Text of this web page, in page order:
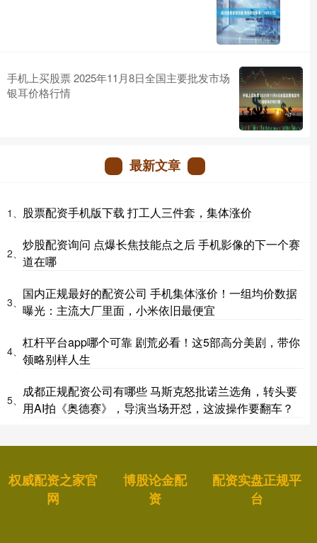
手机上买股票 2025年11月8日全国主要批发市场
银耳价格行情
最新文章
1、 股票配资手机版下载 打工人三件套，集体涨价
2、
炒股配资询问 点爆长焦技能点之后 手机影像的下一个赛
道在哪
3、
国内正规最好的配资公司 手机集体涨价！一组均价数据
曝光：主流大厂里面，小米依旧最便宜
4、
杠杆平台app哪个可靠 剧荒必看！这5部高分美剧，带你
领略别样人生
5、
成都正规配资公司有哪些 马斯克怒批诺兰选角，转头要
用AI拍《奥德赛》，导演当场开怼，这波操作要翻车？
权威配资之家官
网
博股论金配
资
配资实盘正规平
台